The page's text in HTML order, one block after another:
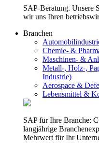
SAP-Beratung. Unsere
wir uns Ihren
Branchen
Chemie- &
Maschinen- &
Metall-, Holz-,
Industrie)
Aerospace &
Lebensmittel &
SAP für Ihre Branche:
langjährige
Mehrwert für Ihr